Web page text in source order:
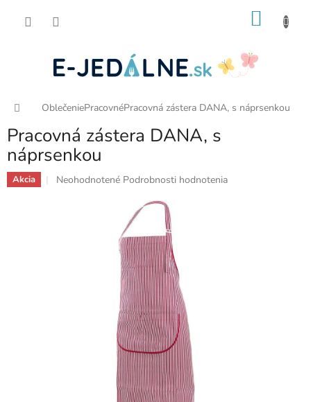
Domov
OblečeniePracovnéPracovná zástera DANA, s náprsenkou
Pracovná zástera DANA, s
náprsenkou
Akcia
Priemerné
Neohodnotené Podrobnosti hodnotenia